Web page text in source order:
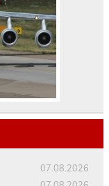
07.08.2026